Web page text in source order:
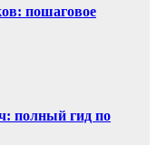
пошаговое
полный гид по